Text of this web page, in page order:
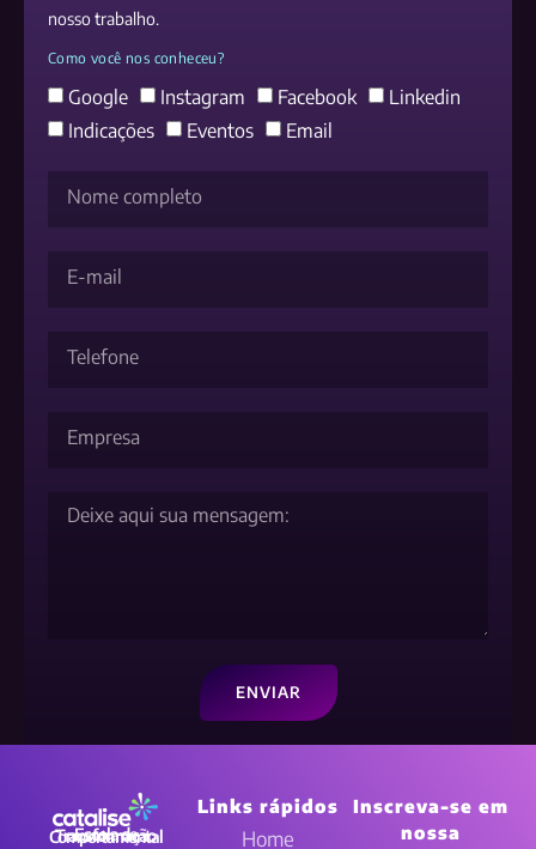
nosso trabalho.
Como você nos conheceu?
Google Instagram Facebook
Linkedin
Indicações
Eventos Email
ENVIAR
Escola de Transformação Comportamental
Links rápidos
Home
Inscreva-se em
nossa